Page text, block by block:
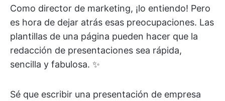
Como director de marketing, ¡lo entiendo! Pero
es hora de dejar atrás esas preocupaciones. Las
plantillas de una página pueden hacer que la
redacción de presentaciones sea rápida,
sencilla y fabulosa. ✨
Sé que escribir una presentación de empresa